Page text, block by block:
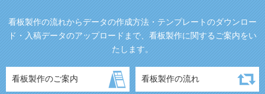
看板製作の流れからデータの作成方法・テンプレートのダウンロー
ド・入稿データのアップロードまで、看板製作に関するご案内をい
たします。
看板製作のご案内 看板製作の流れ